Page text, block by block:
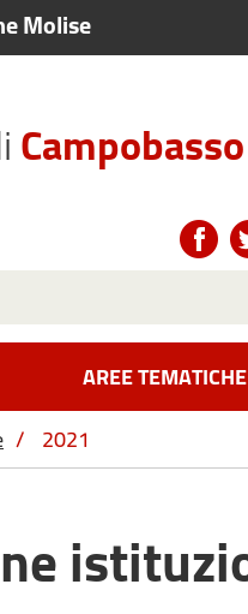
Molise
Campobasso
AREE TEMATICHE
/ 2021